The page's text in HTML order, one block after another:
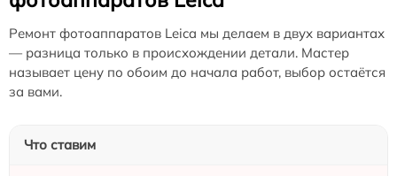
Ремонт фотоаппаратов Leica мы делаем в двух вариантах
— разница только в происхождении детали. Мастер
называет цену по обоим до начала работ, выбор остаётся
за вами.
Что ставим